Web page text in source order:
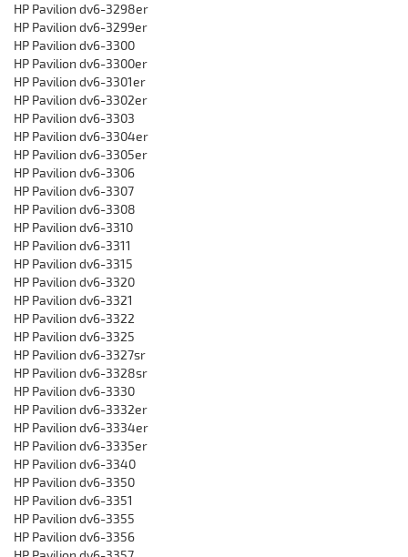
HP Pavilion dv6-3298er
HP Pavilion dv6-3299er
HP Pavilion dv6-3300
HP Pavilion dv6-3300er
HP Pavilion dv6-3301er
HP Pavilion dv6-3302er
HP Pavilion dv6-3303
HP Pavilion dv6-3304er
HP Pavilion dv6-3305er
HP Pavilion dv6-3306
HP Pavilion dv6-3307
HP Pavilion dv6-3308
HP Pavilion dv6-3310
HP Pavilion dv6-3311
HP Pavilion dv6-3315
HP Pavilion dv6-3320
HP Pavilion dv6-3321
HP Pavilion dv6-3322
HP Pavilion dv6-3325
HP Pavilion dv6-3327sr
HP Pavilion dv6-3328sr
HP Pavilion dv6-3330
HP Pavilion dv6-3332er
HP Pavilion dv6-3334er
HP Pavilion dv6-3335er
HP Pavilion dv6-3340
HP Pavilion dv6-3350
HP Pavilion dv6-3351
HP Pavilion dv6-3355
HP Pavilion dv6-3356